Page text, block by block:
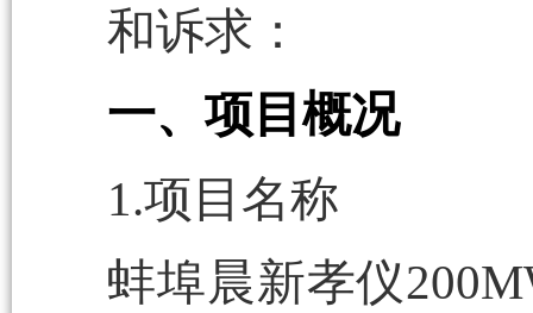
和诉求：
一、项目概况
1.项目名称
蚌埠晨新孝仪